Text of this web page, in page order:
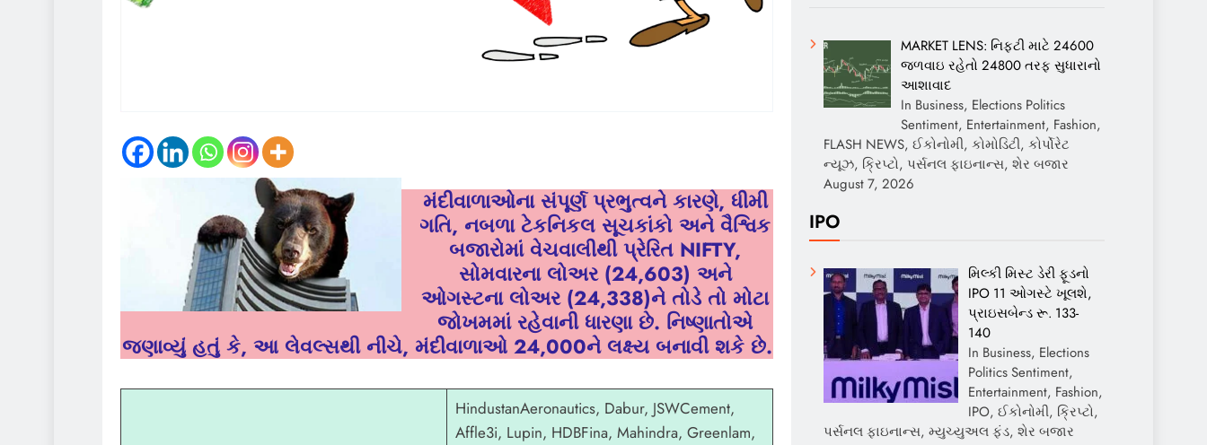
મંદીવાળાઓના સંપૂર્ણ પ્રભુત્વને કારણે, ધીમી
ગતિ, નબળા ટેકનિકલ સૂચકાંકો અને વૈશ્વિક
બજારોમાં વેચવાલીથી પ્રેરિત NIFTY,
સોમવારના લોઅર (24,603) અને
ઓગસ્ટના લોઅર (24,338)ને તોડે તો મોટા
જોખમમાં રહેવાની ધારણા છે. નિષ્ણાતોએ
જણાવ્યું હતું કે, આ લેવલ્સથી નીચે, મંદીવાળાઓ 24,000ને લક્ષ્ય બનાવી શકે છે.
HindustanAeronautics, Dabur, JSWCement,
Affle3i, Lupin, HDBFina, Mahindra, Greenlam,
MARKET LENS: નિફ્ટી માટે 24600
જળવાઇ રહેતો 24800 તરફ સુધારાનો
આશાવાદ
In Business, Elections Politics
Sentiment, Entertainment, Fashion,
FLASH NEWS, ઈકોનોમી, કોમોડિટી, કોર્પોરેટ
ન્યૂઝ, ક્રિપ્ટો, પર્સનલ ફાઇનાન્સ, શેર બજાર
August 7, 2026
IPO
મિલ્કી મિસ્ટ ડેરી ફૂડનો
IPO 11 ઓગસ્ટે ખૂલશે,
પ્રાઇસબેન્ડ રૂ. 133-
140
In Business, Elections
Politics Sentiment,
Entertainment, Fashion,
IPO, ઈકોનોમી, ક્રિપ્ટો,
પર્સનલ ફાઇનાન્સ, મ્યુચ્યુઅલ ફંડ, શેર બજાર